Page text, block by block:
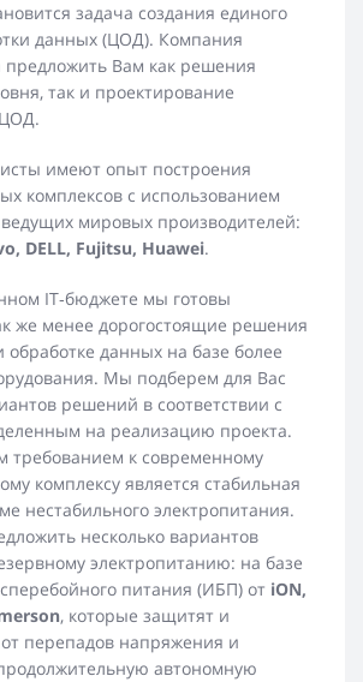
задача создания единого
данных (ЦОД). Компания
предложить Вам как решения
так и проектирование
имеют опыт построения
комплексов с использованием
мировых производителей:
DELL, Fujitsu, Huawei.
IT‐бюджете мы готовы
же менее дорогостоящие решения
данных на базе более
Мы подберем для Вас
решений в соответствии с
на реализацию проекта.
требованием к современному
комплексу является стабильная
нестабильного электропитания.
несколько вариантов
электропитанию: на базе
питания (ИБП) от iON,
, которые защитят и
перепадов напряжения и
автономную